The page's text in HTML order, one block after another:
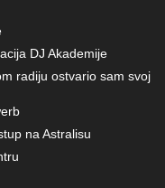
DJ Akademije
radiju ostvario sam svoj
na Astralisu